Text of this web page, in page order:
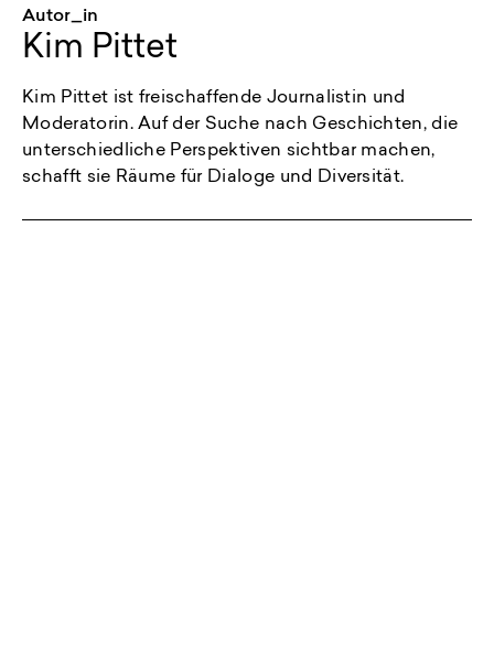
Autor_in
Kim Pittet
Kim Pittet ist freischaffende Journalistin und
Moderatorin. Auf der Suche nach Geschichten, die
unterschiedliche Perspektiven sichtbar machen,
schafft sie Räume für Dialoge und Diversität.